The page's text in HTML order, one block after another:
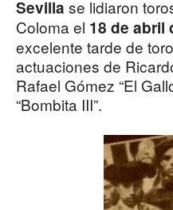
Sevilla se lidiaron
Coloma el 18 de abril
excelente tarde de
actuaciones de
Rafael Gómez “El
“Bombita III”.